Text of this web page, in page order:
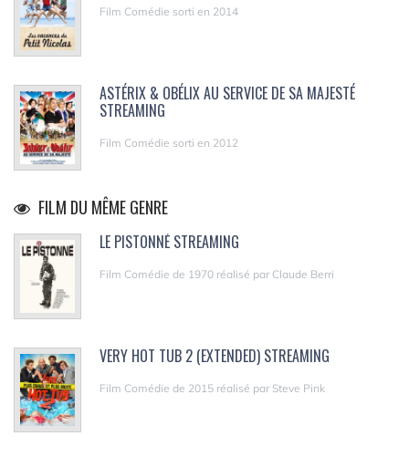
Film Comédie sorti en 2014
ASTÉRIX & OBÉLIX AU SERVICE DE SA MAJESTÉ
STREAMING
Film Comédie sorti en 2012
FILM DU MÊME GENRE
LE PISTONNÉ STREAMING
Film Comédie de 1970 réalisé par Claude Berri
VERY HOT TUB 2 (EXTENDED) STREAMING
Film Comédie de 2015 réalisé par Steve Pink